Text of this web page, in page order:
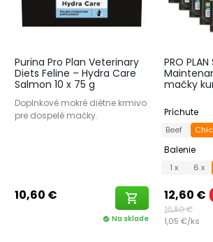
Purina Pro Plan Veterinary
Diets Feline – Hydra Care
Salmon 10 x 75 g
Doplnkové mokré diétne krmivo
pre dospelé mačky.
10,60 € shopping_cart
check_circle Na sklade
PRO
mačky
Príchute
Beef
Balenie
1 x 6 x
12,60 €
16,80 €
1,05 €/ks